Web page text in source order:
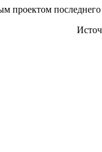
проектом последнего